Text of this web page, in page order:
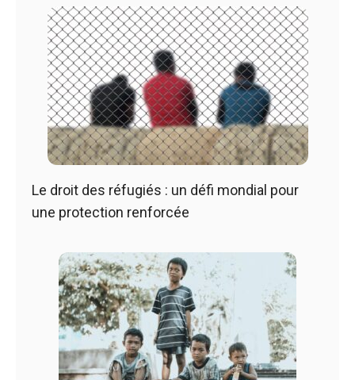
Le droit des réfugiés : un défi mondial pour
une protection renforcée